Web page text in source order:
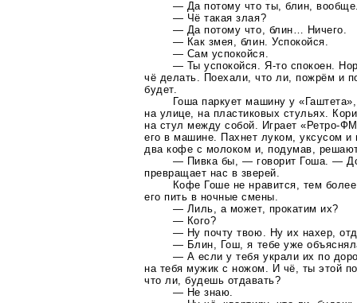
— Да потому что ты, блин,
— Чё такая злая?
— Да потому что, блин… Ничего.
— Как змея, блин. Успокойся.
— Сам успокойся.
— Ты успокойся. Я-то спокоен.
чё делать. Поехали, что ли, пожрём и
будет.
Гоша паркует машину у
на улице, на пластиковых стульях.
на стул между собой. Играет«Ретро-
его в машине. Пахнет луком, уксусом и
два кофе с молоком и, подумав,
— Пивка бы, — говорит Гоша. —
превращает нас в зверей.
Кофе Гоше не нравится, тем
его пить в ночные смены.
— Лиль, а может, прокатим их?
— Кого?
— Ну почту твою. Ну их нахер,
— Блин, Гош, я тебе уже
— А если у тебя украли их по
на тебя мужик с ножом. И чё, ты этой
что ли, будешь отдавать?
— Не знаю.